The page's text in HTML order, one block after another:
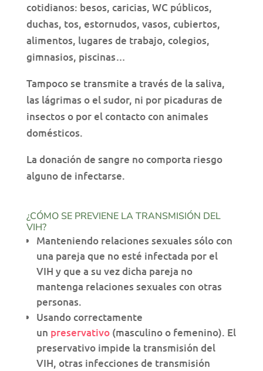
cotidianos: besos, caricias, WC públicos,
duchas, tos, estornudos, vasos, cubiertos,
alimentos, lugares de trabajo, colegios,
gimnasios, piscinas…
Tampoco se transmite a través de la saliva,
las lágrimas o el sudor, ni por picaduras de
insectos o por el contacto con animales
domésticos.
La donación de sangre no comporta riesgo
alguno de infectarse.
¿CÓMO SE PREVIENE LA TRANSMISIÓN DEL
VIH?
Manteniendo relaciones sexuales sólo con
una pareja que no esté infectada por el
VIH y que a su vez dicha pareja no
mantenga relaciones sexuales con otras
personas.
Usando correctamente
un preservativo(masculino o femenino). El
preservativo impide la transmisión del
VIH, otras infecciones de transmisión